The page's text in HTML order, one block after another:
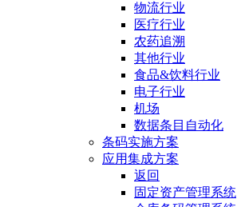
物流行业
医疗行业
农药追溯
其他行业
食品&饮料行业
电子行业
机场
数据条目自动化
条码实施方案
应用集成方案
返回
固定资产管理系统